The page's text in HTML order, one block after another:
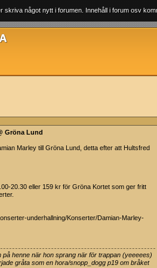
skriva något nytt i forumen. Innehåll i forum osv
Gröna Lund
Marley till Gröna Lund, detta efter att Hultsfred
20.30 eller 159 kr för Gröna Kortet som ger fritt
underhallning/Konserter/Damian-Marley-
henne när hon sprang när för trappan (yeeeees)
gråta som en hora/snopp_dogg p19 om bråket